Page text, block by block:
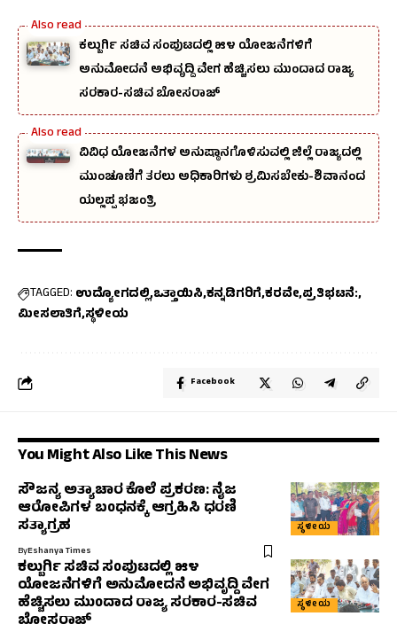
ಕಲ್ಬುರ್ಗಿ ಸಚಿವ ಸಂಪುಟದಲ್ಲಿ ೫೪ ಯೋಜನೆಗಳಿಗೆ
ಅನುಮೋದನೆ ಅಭಿವೃದ್ದಿ ವೇಗ ಹೆಚ್ಚಿಸಲು ಮುಂದಾದ ರಾಜ್ಯ
ಸರಕಾರ-ಸಚಿವ ಬೋಸರಾಜ್
ವಿವಿಧ ಯೋಜನೆಗಳ ಅನುಷ್ಠಾನಗೊಳಿಸುವಲ್ಲಿ ಜಿಲ್ಲೆ ರಾಜ್ಯದಲ್ಲಿ
ಮುಂಚೂಣಿಗೆ ತರಲು ಅಧಿಕಾರಿಗಳು ಶ್ರಮಿಸಬೇಕು-ಶಿವಾನಂದ
ಯಲ್ಲಪ್ಪ ಭಜಂತ್ರಿ
TAGGED: ಉದ್ಯೋಗದಲ್ಲಿಒತ್ತಾಯಿಸಿಕನ್ನಡಿಗರಿಗೆಕರವೇಪ್ರತಿಭಟನೆ:
ಮೀಸಲಾತಿಗೆ ಸ್ಥಳೀಯ
Facebook
You Might Also Like This News
ಸ್ಥಳೀಯ
ಸೌಜನ್ಯ ಅತ್ಯಾಚಾರ ಕೊಲೆ ಪ್ರಕರಣ: ನೈಜ
ಆರೋಪಿಗಳ ಬಂಧನಕ್ಕೆ ಆಗ್ರಹಿಸಿ ಧರಣಿ
ಸತ್ಯಾಗ್ರಹ
ByEshanya Times
ಸ್ಥಳೀಯ
ಕಲ್ಬುರ್ಗಿ ಸಚಿವ ಸಂಪುಟದಲ್ಲಿ ೫೪
ಯೋಜನೆಗಳಿಗೆ ಅನುಮೋದನೆ ಅಭಿವೃದ್ದಿ ವೇಗ
ಹೆಚ್ಚಿಸಲು ಮುಂದಾದ ರಾಜ್ಯ ಸರಕಾರ-ಸಚಿವ